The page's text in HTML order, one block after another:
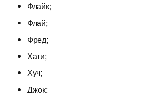
Флайк;
Флай;
Фред;
Хати;
Хуч;
Джок;